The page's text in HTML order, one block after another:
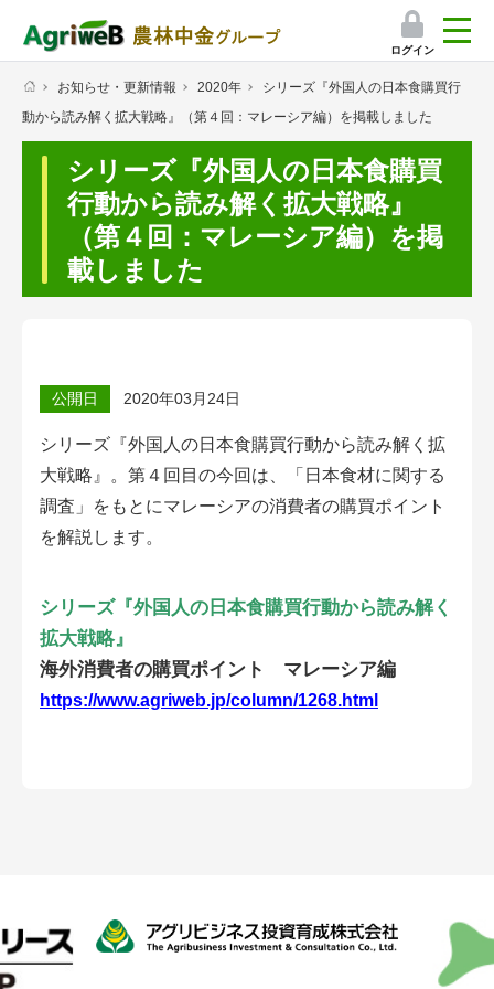
ログイン
検索
マイページ
プレミアムサービス
プレミアムサービスのご紹介
挑戦者たちの奮闘記
会員限定コンテンツ（無料）
会員登録無料 アグリウェブの使い方
イベント・プロジェクト掲示板
経営アシストチャット
基礎知識
お知らせ・更新情報 2020年
シリーズ『外国人の日本食購買行
動から読み解く拡大戦略』（第４回：マレーシア編）を掲載しました
シリーズ『外国人の日本食購買
行動から読み解く拡大戦略』
（第４回：マレーシア編）を掲
載しました
公開日 2020年03月24日
シリーズ『外国人の日本食購買行動から読み解く拡
大戦略』。第４回目の今回は、「日本食材に関する
調査」をもとにマレーシアの消費者の購買ポイント
を解説します。
シリーズ『外国人の日本食購買行動から読み解く
拡大戦略 』
海外消費者の購買ポイント マレーシア編
https://www.agriweb.jp/column/1268.html